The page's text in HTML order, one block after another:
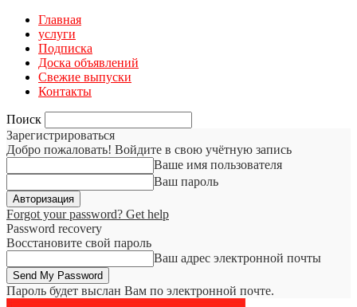
Главная
услуги
Подписка
Доска объявлений
Свежие выпуски
Контакты
Поиск
Зарегистрироваться
Добро пожаловать! Войдите в свою учётную запись
Ваше имя пользователя
Ваш пароль
Forgot your password? Get help
Password recovery
Восстановите свой пароль
Ваш адрес электронной почты
Пароль будет выслан Вам по электронной почте.